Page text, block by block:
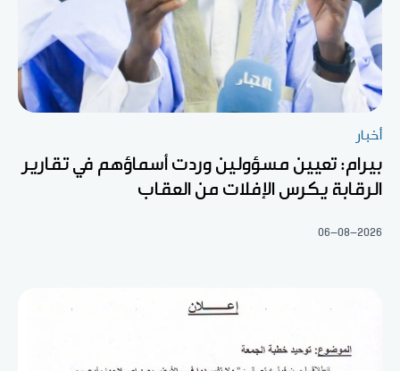
أخبار
بيرام: تعيين مسؤولين وردت أسماؤهم في تقارير
الرقابة يكرس الإفلات من العقاب
06-08-2026